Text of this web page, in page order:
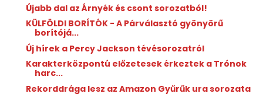
Újabb dal az Árnyék és csont sorozatból!
KÜLFÖLDI BORÍTÓK - A Párválasztó gyönyörű
borítójá...
Új hírek a Percy Jackson tévésorozatról
Karakterközpontú előzetesek érkeztek a Trónok
harc...
Rekorddrága lesz az Amazon Gyűrűk ura sorozata